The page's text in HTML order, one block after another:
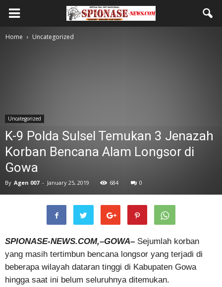
Home Uncategorized
Uncategorized
K-9 Polda Sulsel Temukan 3 Jenazah
Korban Bencana Alam Longsor di
Gowa
By Agen 007 - January 25, 2019 684 0
SPIONASE-NEWS.COM,–GOWA– Sejumlah korban
yang masih tertimbun bencana longsor yang terjadi di
beberapa wilayah dataran tinggi di Kabupaten Gowa
hingga saat ini belum seluruhnya ditemukan.